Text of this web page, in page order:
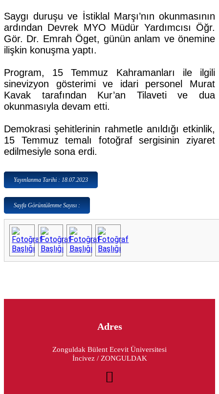
Saygı duruşu ve İstiklal Marşı’nın okunmasının
ardından Devrek MYO Müdür Yardımcısı Öğr.
Gör. Dr. Emrah Öget, günün anlam ve önemine
ilişkin konuşma yaptı.
Program, 15 Temmuz Kahramanları ile ilgili
sinevizyon gösterimi ve idari personel Murat
Kavak tarafından Kur’an Tilaveti ve dua
okunmasıyla devam etti.
Demokrasi şehitlerinin rahmetle anıldığı etkinlik,
15 Temmuz temalı fotoğraf sergisinin ziyaret
edilmesiyle sona erdi.
Yayınlanma Tarihi : 18.07.2023
Sayfa Görüntülenme Sayısı :
Adres
Zonguldak Bülent Ecevit Üniversitesi
İncivez / ZONGULDAK